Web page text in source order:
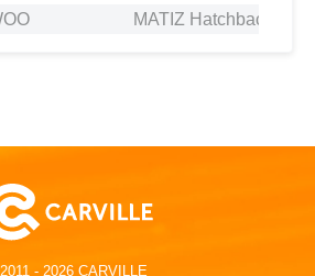
MATIZ Hatchback 1.0
- 2026 CARVILLE